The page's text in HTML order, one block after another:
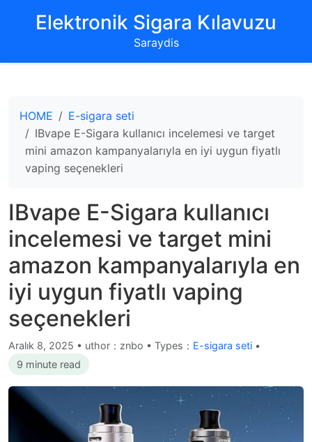
‌Elektronik Sigara Kılavuzu‌
Saraydis
HOME
E-sigara seti
IBvape E-Sigara kullanıcı incelemesi ve target
mini amazon kampanyalarıyla en iyi uygun fiyatlı
vaping seçenekleri
IBvape E-Sigara kullanıcı
incelemesi ve target mini
amazon kampanyalarıyla en
iyi uygun fiyatlı vaping
seçenekleri
Aralık 8, 2025 • uthor：znbo • Types： E-sigara seti •
9 minute read